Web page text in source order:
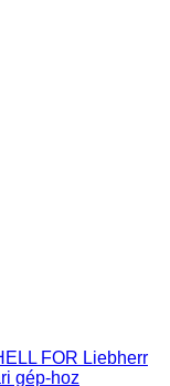
FOR Liebherr
gép-hoz